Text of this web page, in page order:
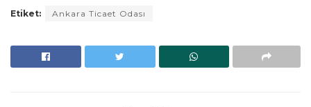
Etiket: Ankara Ticaet Odası